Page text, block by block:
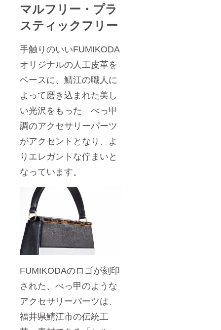
マルフリー・プラ
スティックフリー
手触りのいいFUMIKODA
オリジナルの人工皮革を
ベースに、鯖江の職人に
よって磨き込まれた美し
い光沢をもった べっ甲
調のアクセサリーパーツ
がアクセントとなり、よ
りエレガントな佇まいと
なっています。
FUMIKODAのロゴが刻印
された、べっ甲のような
アクセサリーパーツは、
福井県鯖江市の伝統工